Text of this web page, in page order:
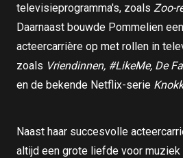
televisieprogramma's, zoals Zoo-
Daarnaast bouwde Pommelien
acteercarrière op met rollen in
zoals Vriendinnen, #LikeMe, De
en de bekende Netflix-serie
Naast haar succesvolle
altijd een grote liefde voor